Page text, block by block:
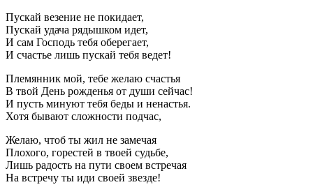
Пускай везение не покидает,
Пускай удача рядышком идет,
И сам Господь тебя оберегает,
И счастье лишь пускай тебя ведет!
Племянник мой, тебе желаю счастья
В твой День рожденья от души сейчас!
И пусть минуют тебя беды и ненастья.
Хотя бывают сложности подчас,
Желаю, чтоб ты жил не замечая
Плохого, горестей в твоей судьбе,
Лишь радость на пути своем встречая
На встречу ты иди своей звезде!